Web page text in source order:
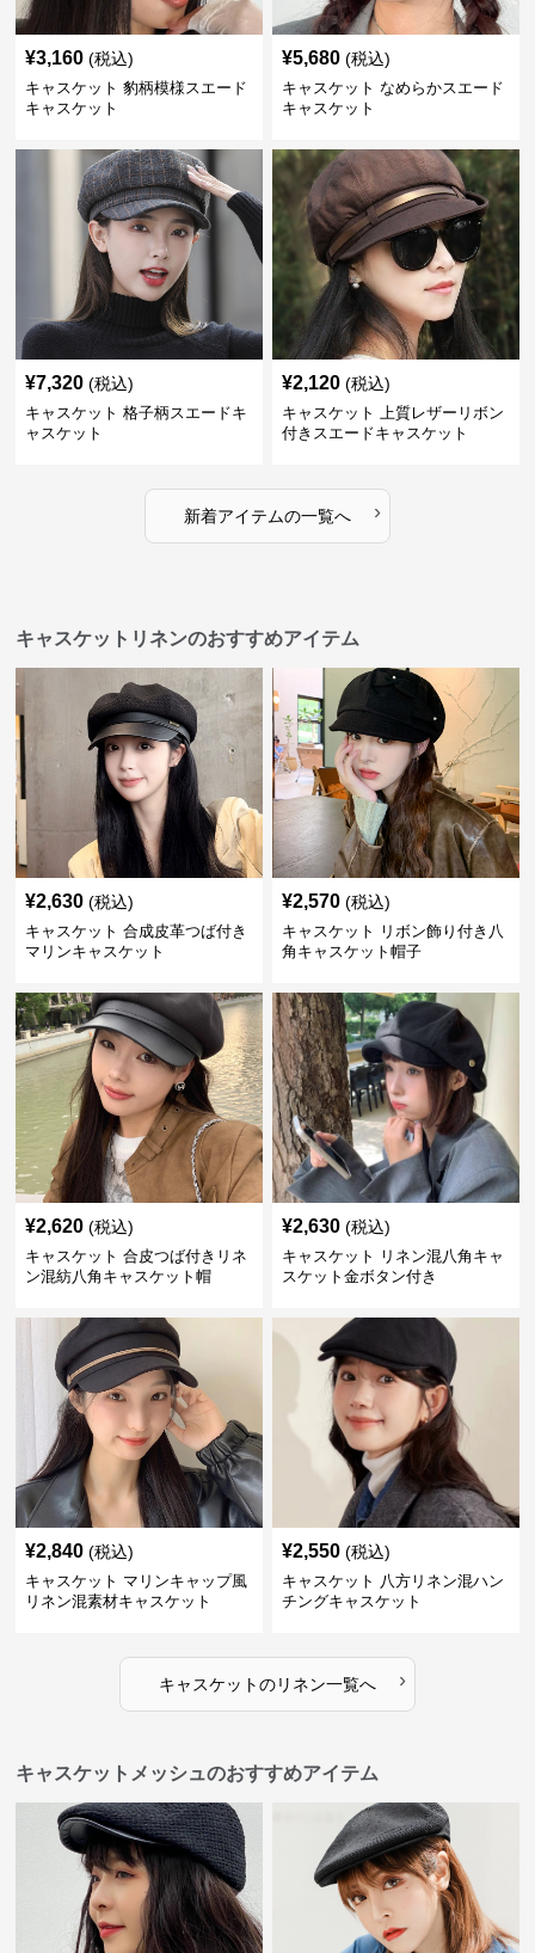
¥3,160 (税込)
キャスケット 豹柄模様スエード
キャスケット
¥5,680 (税込)
キャスケット なめらかスエード
キャスケット
¥7,320 (税込)
キャスケット 格子柄スエードキ
ャスケット
¥2,120 (税込)
キャスケット 上質レザーリボン
付きスエードキャスケット
新着アイテムの一覧へ ›
キャスケットリネンのおすすめアイテム
¥2,630 (税込)
キャスケット 合成皮革つば付き
マリンキャスケット
¥2,570 (税込)
キャスケット リボン飾り付き八
角キャスケット帽子
¥2,620 (税込)
キャスケット 合皮つば付きリネ
ン混紡八角キャスケット帽
¥2,630 (税込)
キャスケット リネン混八角キャ
スケット金ボタン付き
¥2,840 (税込)
キャスケット マリンキャップ風
リネン混素材キャスケット
¥2,550 (税込)
キャスケット 八方リネン混ハン
チングキャスケット
キャスケットのリネン一覧へ ›
キャスケットメッシュのおすすめアイテム